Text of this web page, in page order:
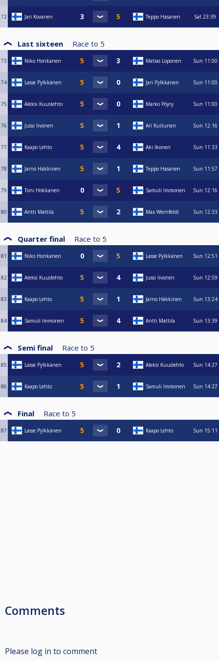
72 Jari Kovanen Teppo Hasanen Sat 23:39
Last sixteen Race to 5
73 Niko Honkanen Matias Loponen Sun 11:00
74 Lasse Pylkkänen Jari Pylkkänen Sun 11:00
75 Aleksi Kuuslehto Marko Pöyry Sun 11:00
76 Jussi Iivonen Ari Kuitunen Sun 12:16
77 Kaapo Lehto Aki Ikonen Sun 11:33
78 Jarno Häkkinen Teppo Hasanen Sun 11:57
79 Toni Hokkanen Samuli Immonen Sun 12:16
80 Antti Mattila Max Wernfeldt Sun 12:33
Quarter final Race to 5
81 Niko Honkanen Lasse Pylkkänen Sun 12:51
82 Aleksi Kuuslehto Jussi Iivonen Sun 12:59
83 Kaapo Lehto Jarno Häkkinen Sun 13:24
84 Samuli Immonen Antti Mattila Sun 13:39
Semi final Race to 5
85 Lasse Pylkkänen Aleksi Kuuslehto Sun 14:27
86 Kaapo Lehto Samuli Immonen Sun 14:27
Final Race to 5
87 Lasse Pylkkänen Kaapo Lehto Sun 15:11
Comments
Please log in to comment